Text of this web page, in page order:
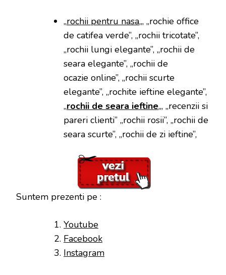
„rochii pentru nasa„, „rochie office
de catifea verde”, „rochii tricotate”,
„rochii lungi elegante”, „rochii de
seara elegante”, „rochii de
ocazie online”, „rochii scurte
elegante”, „rochite ieftine elegante”,
„rochii de seara ieftine„, „recenzii si
pareri clienti” „rochii rosii”, „rochii de
seara scurte”, „rochii de zi ieftine”,
Suntem prezenti pe :
Youtube
Facebook
Instagram